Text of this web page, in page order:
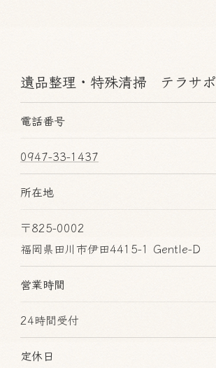
遺品整理・特殊清掃 テラサポ
電話番号
0947-33-1437
所在地
〒825-0002
福岡県田川市伊田4415-1 Gentle-D
営業時間
24時間受付
定休日